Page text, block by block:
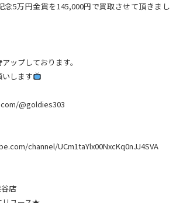
念5万円金貨を145,000円で買取させて頂きまし
ップしております。
します
@goldies303
channel/UCm1taYlx00NxcKq0nJJ4SVA
店